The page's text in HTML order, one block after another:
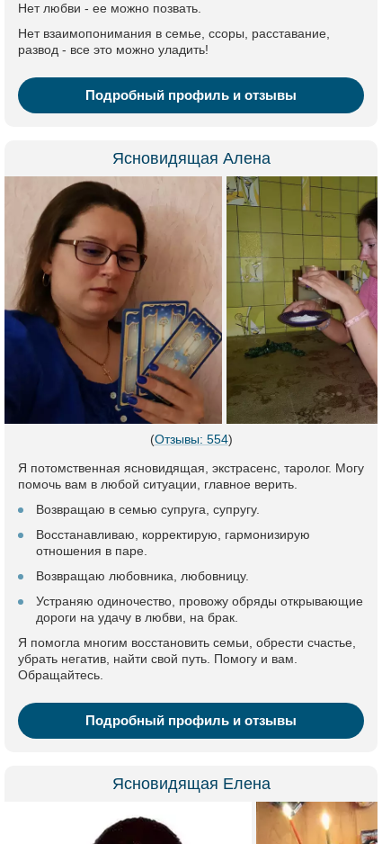
Нет любви - ее можно позвать.
Нет взаимопонимания в семье, ссоры, расставание,
развод - все это можно уладить!
Подробный профиль и отзывы
Ясновидящая Алена
(Отзывы: 554)
Я потомственная ясновидящая, экстрасенс, таролог. Могу
помочь вам в любой ситуации, главное верить.
Возвращаю в семью супруга, супругу.
Восстанавливаю, корректирую, гармонизирую
отношения в паре.
Возвращаю любовника, любовницу.
Устраняю одиночество, провожу обряды открывающие
дороги на удачу в любви, на брак.
Я помогла многим восстановить семьи, обрести счастье,
убрать негатив, найти свой путь. Помогу и вам.
Обращайтесь.
Подробный профиль и отзывы
Ясновидящая Елена